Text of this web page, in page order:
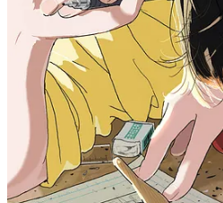
de place pour respirer et se
la “facilité” de séquences
absolument saisissante.
Arcaneconte de multiples histoires
charnelles, amicales ou filiales,
habitée, magnifiée par une
laissent pantois, et mettent à
hollywoodiennes actuelles. Cette
contente pas de se hisser au niveau
the Spider-Verse, mais vient les
maîtrise qui m’ont laissé pantois.